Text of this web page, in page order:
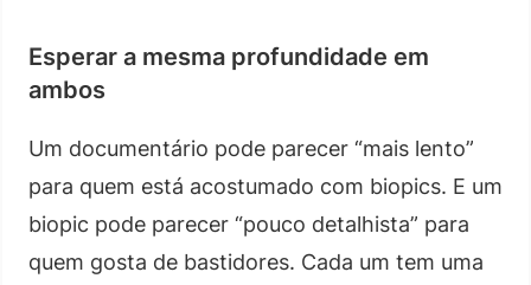
Esperar a mesma profundidade em
ambos
Um documentário pode parecer “mais lento”
para quem está acostumado com biopics. E um
biopic pode parecer “pouco detalhista” para
quem gosta de bastidores. Cada um tem uma